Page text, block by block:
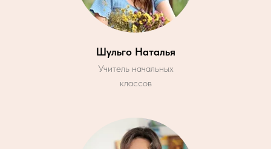
Шульго Наталья
Учитель начальных
классов